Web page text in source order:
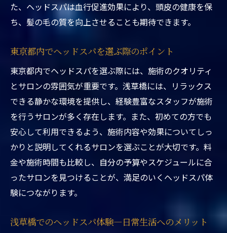
心身をリフレッシュするためのヘッドスパ
の選び方
ヘッドスパで得られるリフレッシュ効果の
体感談
ヘッドスパで得られる驚きの効果と浅草橋での
おすすめスポット
ヘッドスパの長期的なメリットとは
浅草橋でのヘッドスパ体験者の声
ストレス解消に最適なヘッドスパの技術
東京都内で話題のヘッドスパスポットを訪
れる際のコツ
ヘッドスパの効果を最大限に引き出すため
た、ヘッドスパは血行促進効果により、頭皮の健康を保
ち、髪の毛の質を向上させることも期待できます。
東京都内でヘッドスパを選ぶ際のポイント
東京都内でヘッドスパを選ぶ際には、施術のクオリティ
とサロンの雰囲気が重要です。浅草橋には、リラックス
できる静かな環境を提供し、経験豊富なスタッフが施術
を行うサロンが多く存在します。また、初めての方でも
安心して利用できるよう、施術内容や効果についてしっ
かりと説明してくれるサロンを選ぶことが大切です。料
金や施術時間も比較し、自分の予算やスケジュールに合
ったサロンを見つけることが、満足のいくヘッドスパ体
験につながります。
浅草橋でのヘッドスパ体験—日常生活へのメリット